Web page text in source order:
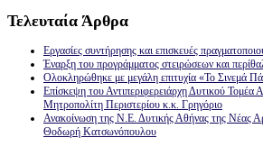
Τελευταία Άρθρα
Εργασίες συντήρησης και επισκευές
Έναρξη του προγράμματος στειρώσεων και
Ολοκληρώθηκε με μεγάλη επιτυχία «Το Σινεμά
Επίσκεψη του Αντιπεριφερειάρχη Δυτικού
Μητροπολίτη Περιστερίου κ.κ. Γρηγόριο
Ανακοίνωση της Ν.Ε. Δυτικής Αθήνας της Νέας
Θοδωρή Κατσωνόπουλου